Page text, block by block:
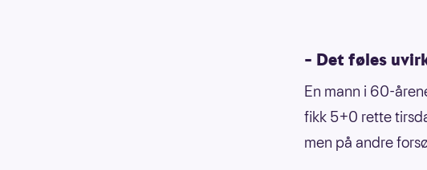
– Det føles
En mann i 60-
fikk 5+0 rette
men på andre